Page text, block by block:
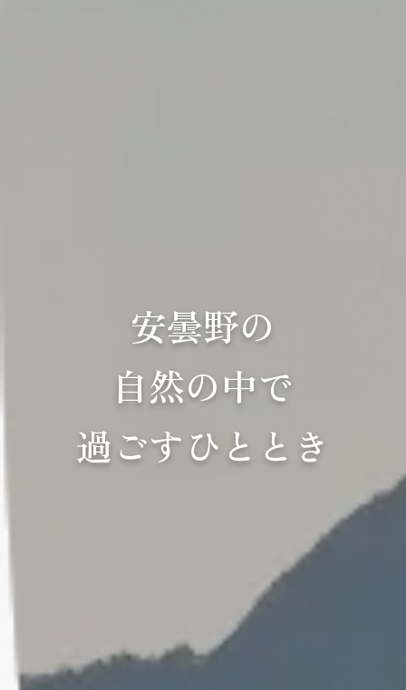
安曇野の
自然の中で
過ごすひととき